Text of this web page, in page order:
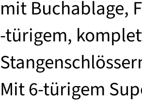
mit Buchablage,
-türigem,
Mit 6-türigem